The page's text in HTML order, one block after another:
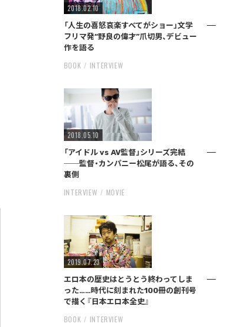
2018.02.10
「人生の喜怒哀楽すべてがショー」文学
フリマ発“野良の偉才”爪切男、デビュー
作を語る
BOOK INTERVIEW
2018.05.10
「アイドル vs AV監督」シリーズ完結
──監督・カンパニー松尾が語る、その
裏側
INTERVIEW MOVIE
2019.07.23
エロ本の歴史はとうとう終わってしま
った……時代に刻まれた100冊の創刊号
で描く『日本エロ本全史』
BOOK INTERVIEW